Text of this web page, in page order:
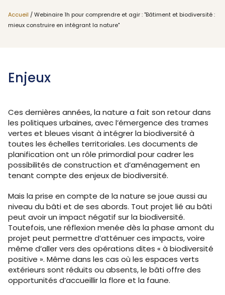
Accueil / Webinaire 1h pour comprendre et agir : "Bâtiment et biodiversité :
mieux construire en intégrant la nature"
Enjeux
Ces dernières années, la nature a fait son retour dans
les politiques urbaines, avec l’émergence des trames
vertes et bleues visant à intégrer la biodiversité à
toutes les échelles territoriales. Les documents de
planification ont un rôle primordial pour cadrer les
possibilités de construction et d’aménagement en
tenant compte des enjeux de biodiversité.
Mais la prise en compte de la nature se joue aussi au
niveau du bâti et de ses abords. Tout projet lié au bâti
peut avoir un impact négatif sur la biodiversité.
Toutefois, une réflexion menée dès la phase amont du
projet peut permettre d’atténuer ces impacts, voire
même d’aller vers des opérations dites « à biodiversité
positive ». Même dans les cas où les espaces verts
extérieurs sont réduits ou absents, le bâti offre des
opportunités d’accueillir la flore et la faune.